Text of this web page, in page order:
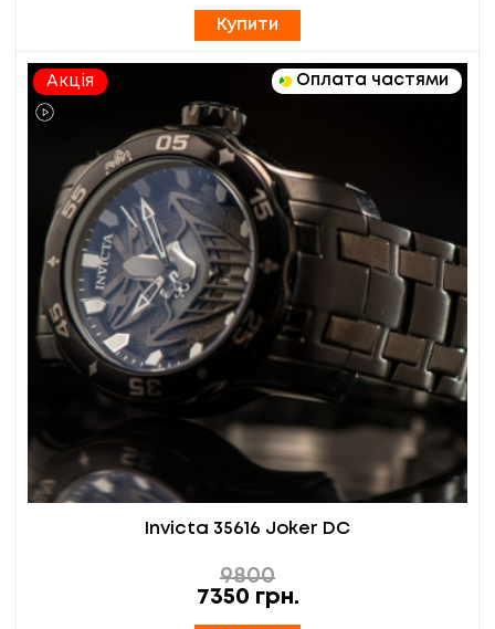
Купити
Акція Оплата частями
Invicta 35616 Joker DC
9800
7350 грн.